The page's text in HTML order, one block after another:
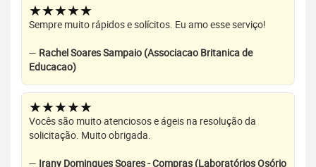
★★★★★
Sempre muito rápidos e solícitos. Eu amo esse serviço!
— Rachel Soares Sampaio (Associacao Britanica de
Educacao)
★★★★★
Vocês são muito atenciosos e ágeis na resolução da
solicitação. Muito obrigada.
— Irany Domingues Soares - Compras (Laboratórios Osório